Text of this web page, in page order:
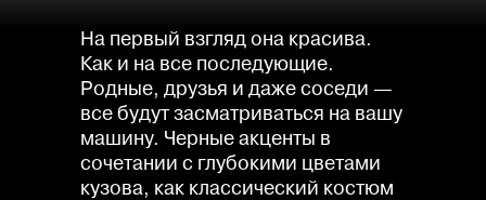
На первый взгляд она красива.
Как и на все последующие.
Родные, друзья и даже соседи —
все будут засматриваться на вашу
машину. Черные акценты в
сочетании с глубокими цветами
кузова, как классический костюм